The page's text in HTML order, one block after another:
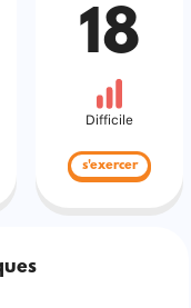
18
Difficile
s'exercer